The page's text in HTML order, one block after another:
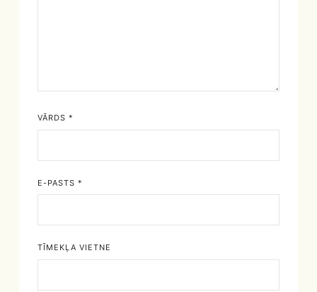
VĀRDS *
E-PASTS *
TĪMEKĻA VIETNE